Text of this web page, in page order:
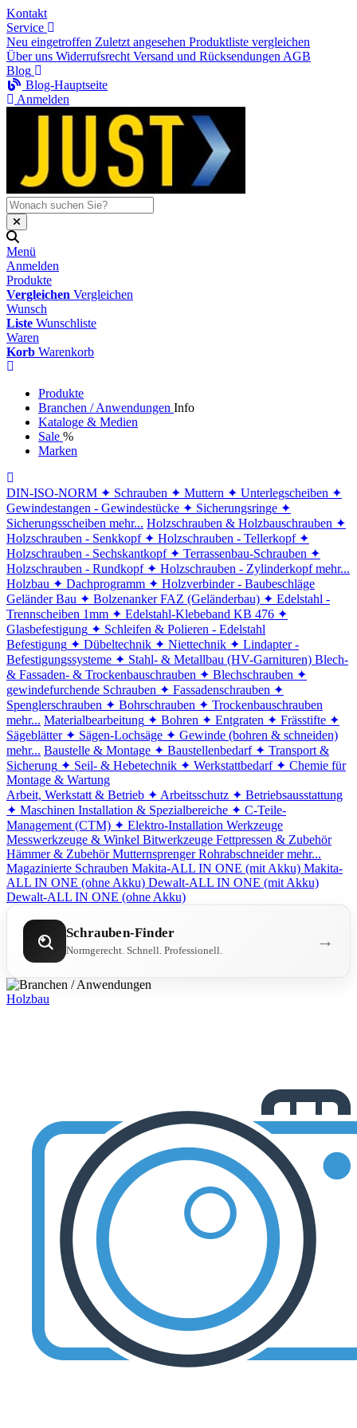
Kontakt
Service
Neu eingetroffen Zuletzt angesehen Produktliste vergleichen
Über uns Widerrufsrecht Versand und Rücksendungen AGB
Blog
Blog-Hauptseite
Anmelden
Menü
Anmelden
Produkte
Vergleichen Vergleichen
Wunsch
Liste Wunschliste
Waren
Korb Warenkorb
Produkte
Branchen / Anwendungen Info
Kataloge & Medien
Sale %
Marken
DIN-ISO-NORM ✦ Schrauben ✦ Muttern ✦ Unterlegscheiben ✦
Gewindestangen - Gewindestücke ✦ Sicherungsringe ✦
Sicherungsscheiben mehr... Holzschrauben & Holzbauschrauben ✦
Holzschrauben - Senkkopf ✦ Holzschrauben - Tellerkopf ✦
Holzschrauben - Sechskantkopf ✦ Terrassenbau-Schrauben ✦
Holzschrauben - Rundkopf ✦ Holzschrauben - Zylinderkopf mehr...
Holzbau ✦ Dachprogramm ✦ Holzverbinder - Baubeschläge
Geländer Bau ✦ Bolzenanker FAZ (Geländerbau) ✦ Edelstahl -
Trennscheiben 1mm ✦ Edelstahl-Klebeband KB 476 ✦
Glasbefestigung ✦ Schleifen & Polieren - Edelstahl
Befestigung ✦ Dübeltechnik ✦ Niettechnik ✦ Lindapter -
Befestigungssysteme ✦ Stahl- & Metallbau (HV-Garnituren) Blech-
& Fassaden- & Trockenbauschrauben ✦ Blechschrauben ✦
gewindefurchende Schrauben ✦ Fassadenschrauben ✦
Spenglerschrauben ✦ Bohrschrauben ✦ Trockenbauschrauben
mehr... Materialbearbeitung ✦ Bohren ✦ Entgraten ✦ Frässtifte ✦
Sägeblätter ✦ Sägen-Lochsäge ✦ Gewinde (bohren & schneiden)
mehr... Baustelle & Montage ✦ Baustellenbedarf ✦ Transport &
Sicherung ✦ Seil- & Hebetechnik ✦ Werkstattbedarf ✦ Chemie für
Montage & Wartung
Arbeit, Werkstatt & Betrieb ✦ Arbeitsschutz ✦ Betriebsausstattung
✦ Maschinen Installation & Spezialbereiche ✦ C-Teile-
Management (CTM) ✦ Elektro-Installation Werkzeuge
Messwerkzeuge & Winkel Bitwerkzeuge Fettpressen & Zubehör
Hämmer & Zubehör Mutternsprenger Rohrabschneider mehr...
Magazinierte Schrauben Makita-ALL IN ONE (mit Akku) Makita-
ALL IN ONE (ohne Akku) Dewalt-ALL IN ONE (mit Akku)
Dewalt-ALL IN ONE (ohne Akku)
Schrauben-Finder
Normgerecht. Schnell. Professionell. →
Holzbau